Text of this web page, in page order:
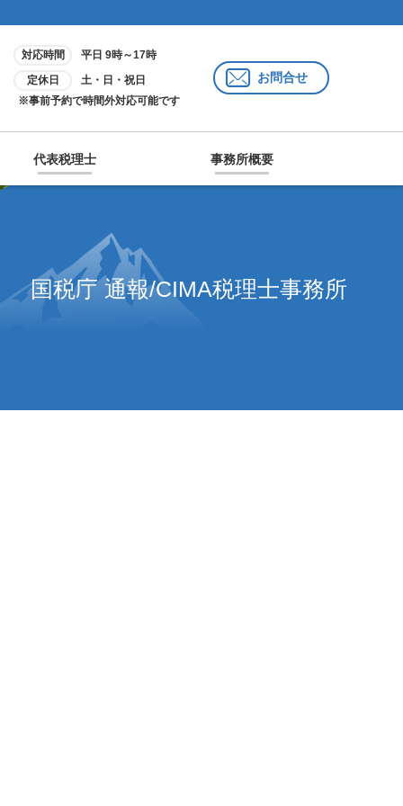
対応時間
平日 9時～17時
定休日
土・日・祝日
※事前予約で時間外対応可能です
お問合せ
代表税理士 事務所概要
国税庁 通報/CIMA税理士事務所